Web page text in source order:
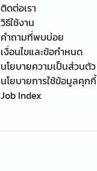
ติดต่อเรา
วิธีใช้งาน
คำถามที่พบบ่อย
เงื่อนไขและข้อกำหนด
นโยบายความเป็นส่วนตัว
นโยบายการใช้ข้อมูลคุกกี้
Job Index